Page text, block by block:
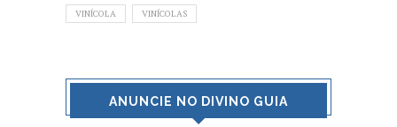
VINÍCOLA VINÍCOLAS
ANUNCIE NO DIVINO GUIA